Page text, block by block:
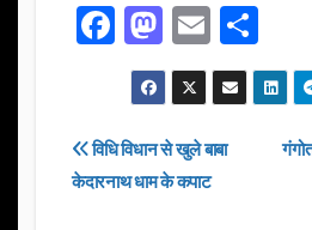
F
a
c
e
b
M
a
st
o
d
E
m
ail
h
ar
Post
navigation
विधि विधान से खुले बाबा
केदारनाथ धाम के कपाट